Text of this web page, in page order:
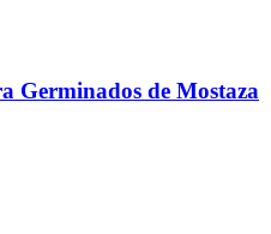
Germinados de Mostaza